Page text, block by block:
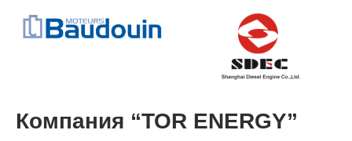
Компания “TOR ENERGY”